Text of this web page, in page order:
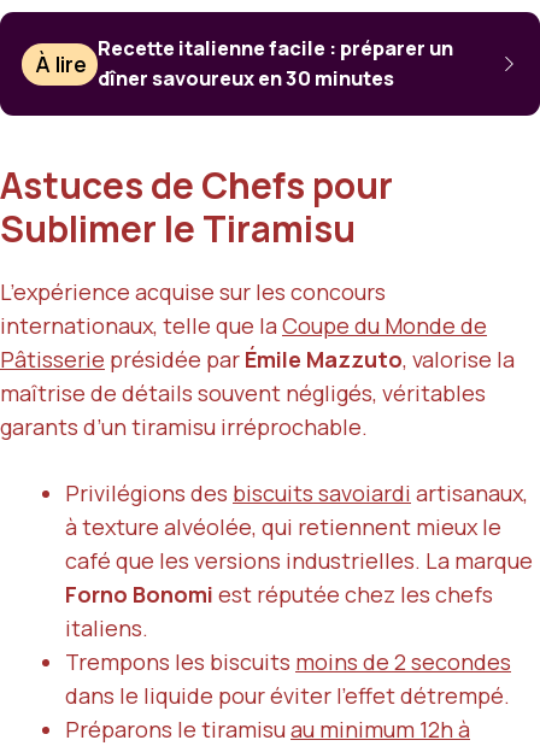
À lire
Recette italienne facile : préparer un
dîner savoureux en 30 minutes
Astuces de Chefs pour
Sublimer le Tiramisu
L’expérience acquise sur les concours
internationaux, telle que la Coupe du Monde de
Pâtisserie présidée par Émile Mazzuto, valorise la
maîtrise de détails souvent négligés, véritables
garants d’un tiramisu irréprochable.
Privilégions des biscuits savoiardi artisanaux,
à texture alvéolée, qui retiennent mieux le
café que les versions industrielles. La marque
Forno Bonomi est réputée chez les chefs
italiens.
Trempons les biscuits moins de 2 secondes
dans le liquide pour éviter l’effet détrempé.
Préparons le tiramisu au minimum 12h à